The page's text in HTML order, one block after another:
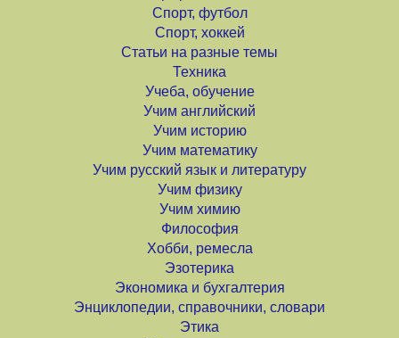
Спорт, футбол
Спорт, хоккей
Статьи на разные темы
Техника
Учеба, обучение
Учим английский
Учим историю
Учим математику
Учим русский язык и литературу
Учим физику
Учим химию
Философия
Хобби, ремесла
Эзотерика
Экономика и бухгалтерия
Энциклопедии, справочники, словари
Этика